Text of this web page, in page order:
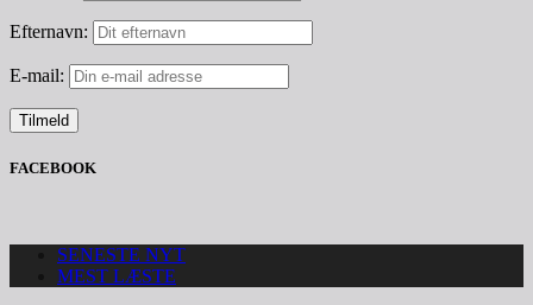
Efternavn:
E-mail:
FACEBOOK
SENESTE NYT
MEST LÆSTE